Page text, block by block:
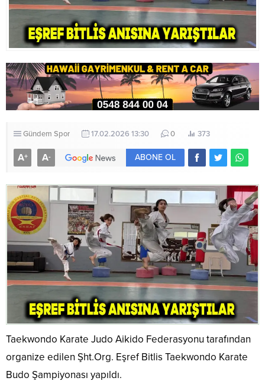
Gündem Spor 17.02.2026 13:30 0 373
A+ A- ABONE OL
Taekwondo Karate Judo Aikido Federasyonu tarafından
organize edilen Şht.Org. Eşref Bitlis Taekwondo Karate
Budo Şampiyonası yapıldı.